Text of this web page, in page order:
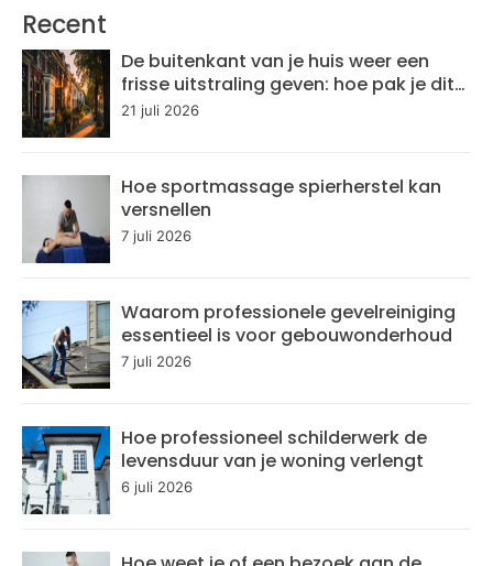
Recent
De buitenkant van je huis weer een
frisse uitstraling geven: hoe pak je dit
aan?
21 juli 2026
Hoe sportmassage spierherstel kan
versnellen
7 juli 2026
Waarom professionele gevelreiniging
essentieel is voor gebouwonderhoud
7 juli 2026
Hoe professioneel schilderwerk de
levensduur van je woning verlengt
6 juli 2026